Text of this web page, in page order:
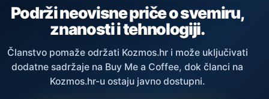
Podrži neovisne priče o svemiru,
znanosti i tehnologiji.
Članstvo pomaže održati Kozmos.hr i može uključivati
dodatne sadržaje na Buy Me a Coffee, dok članci na
Kozmos.hr-u ostaju javno dostupni.